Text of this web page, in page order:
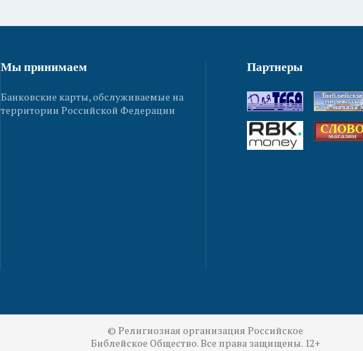
Мы принимаем
Банковские карты, обслуживаемые на
территории Российской Федерации
Партнеры
© Религиозная организация Российское
Библейское Общество. Все права защищены. 12+